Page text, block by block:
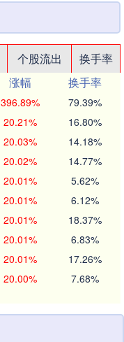
个股流出
换手率
涨幅
换手率
396.89% 79.39%
20.21% 16.80%
20.03% 14.18%
20.02% 14.77%
20.01% 5.62%
20.01% 6.12%
20.01% 18.37%
20.01% 6.83%
20.01% 17.26%
20.00% 7.68%